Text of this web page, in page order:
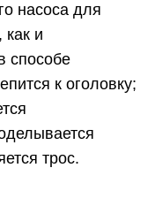
насоса для
как и
способе
к оголовку;
трос.